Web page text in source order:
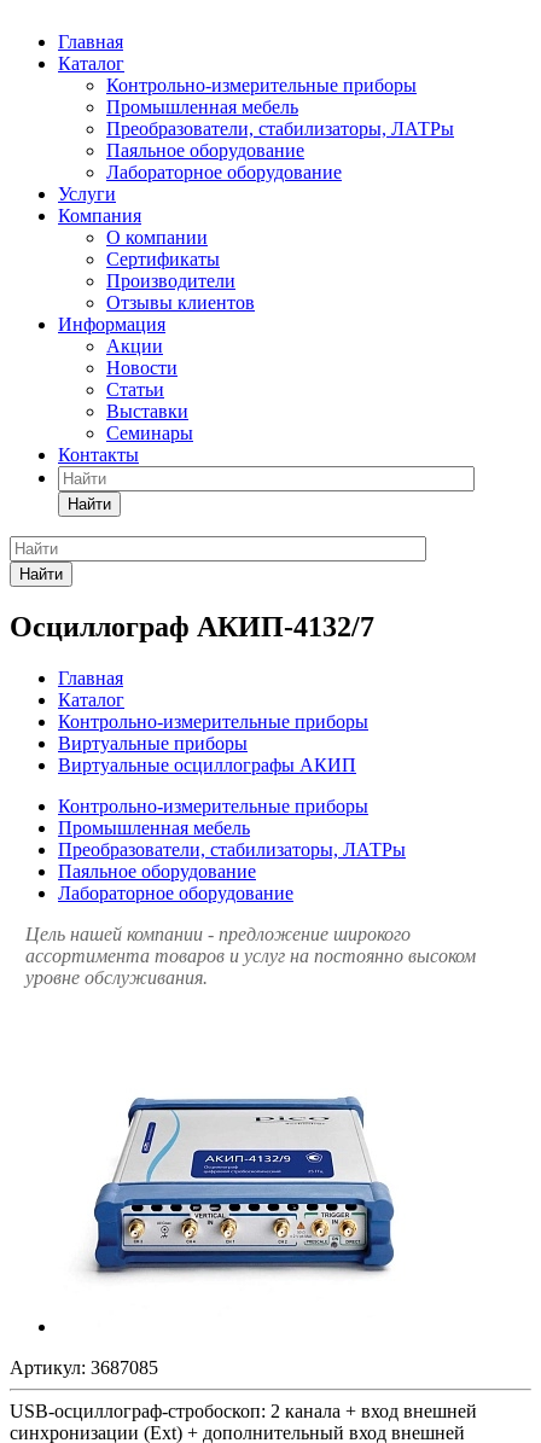
Главная
Каталог
Контрольно-измерительные приборы
Промышленная мебель
Преобразователи, стабилизаторы, ЛАТРы
Паяльное оборудование
Лабораторное оборудование
Услуги
Компания
О компании
Сертификаты
Производители
Отзывы клиентов
Информация
Акции
Новости
Статьи
Выставки
Семинары
Контакты
Найти
Найти
Осциллограф АКИП-4132/7
Главная
Каталог
Контрольно-измерительные приборы
Виртуальные приборы
Виртуальные осциллографы АКИП
Контрольно-измерительные приборы
Промышленная мебель
Преобразователи, стабилизаторы, ЛАТРы
Паяльное оборудование
Лабораторное оборудование
Цель нашей компании - предложение широкого
ассортимента товаров и услуг на постоянно высоком
уровне обслуживания.
Артикул: 3687085
USB-осциллограф-стробоскоп: 2 канала + вход внешней
синхронизации (Ext) + дополнительный вход внешней